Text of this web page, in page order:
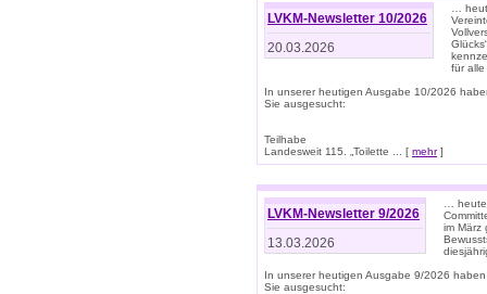
LVKM-Newsletter 10/2026
20.03.2026
…
für
In unserer heutigen Ausgabe 10/2026
Sie ausgesucht:
Teilhabe
Landesweit 115. „Toilette ... [ mehr]
LVKM-Newsletter 9/2026
13.03.2026
…
im März
In unserer heutigen Ausgabe 9/2026
Sie ausgesucht: